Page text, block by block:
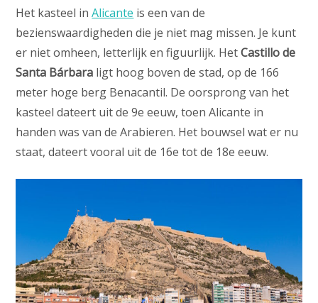
Het kasteel inAlicante is een van de
bezienswaardigheden die je niet mag missen. Je kunt
er niet omheen, letterlijk en figuurlijk. HetCastillo de
Santa Bárbara ligt hoog boven de stad, op de 166
meter hoge berg Benacantil. De oorsprong van het
kasteel dateert uit de 9e eeuw, toen Alicante in
handen was van de Arabieren. Het bouwsel wat er nu
staat, dateert vooral uit de 16e tot de 18e eeuw.